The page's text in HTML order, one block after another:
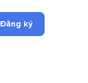
Đăng ký